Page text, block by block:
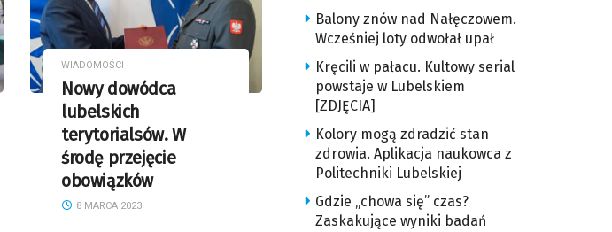
WIADOMOŚCI
Nowy dowódca
lubelskich
terytorialsów. W
środę przejęcie
obowiązków
8 MARCA 2023
Balony znów nad Nałęczowem.
Wcześniej loty odwołał upał
Kręcili w pałacu. Kultowy serial
powstaje w Lubelskiem
[ZDJĘCIA]
Kolory mogą zdradzić stan
zdrowia. Aplikacja naukowca z
Politechniki Lubelskiej
Gdzie „chowa się” czas?
Zaskakujące wyniki badań